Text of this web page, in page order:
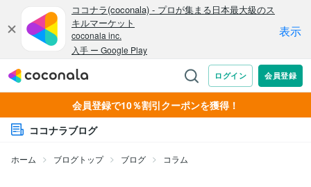
会員登録で10％割引クーポンを獲得！
ココナラブログ
ホーム ブログトップ ブログ コラム